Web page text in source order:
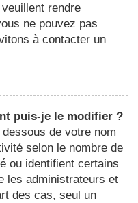
rendre
ne pouvez pas
à contacter un
puis-je le modifier ?
de votre nom
selon le nombre de
ou identifient certains
les administrateurs et
des cas, seul un